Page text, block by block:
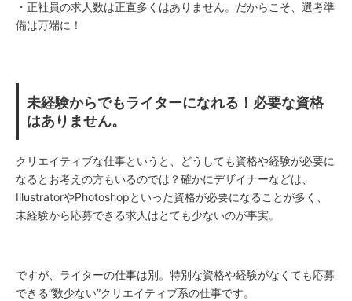
・正社員の求人数は正直多くはありません。だからこそ、選考準
備は万端に！
未経験からでもライターになれる！必要な資格
はありません。
クリエイティブな仕事というと、どうしても資格や経験が必要に
なるとお考えの方もいるのでは？確かにデザイナーなどは、
IllustratorやPhotoshopといった資格が必要になることが多く、
未経験から応募できる求人はとても少ないのが事実。
ですが、ライターの仕事は別。特別な資格や経験がなくても応募
できる“数少ない”クリエイティブ系の仕事です。